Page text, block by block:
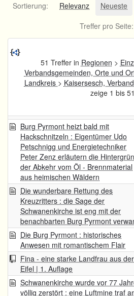
Sortierung: Relevanz Neueste
Treffer pro Seite:
51 Treffer in Regionen >
Verbandsgemeinden, Orte und
Landkreis > Kaisersesch,
zeige 1 bis
Burg Pyrmont heizt bald mit
Hackschnitzeln : Eigentümer Udo
Petschnigg und Energietechniker
Peter Zenz erläutern die
der Abkehr vom Öl - Brennmaterial
aus heimischen Wäldern
Die wunderbare Rettung des
Kreuzritters : die Sage der
Schwanenkirche ist eng mit der
benachbarten Burg Pyrmont
Die Burg Pyrmont : historisches
Anwesen mit romantischem Flair
Fina - eine starke Landfrau aus der
Eifel | 1. Auflage
Schwanenkirche wurde vor 77
völlig zerstört : eine Luftmine traf